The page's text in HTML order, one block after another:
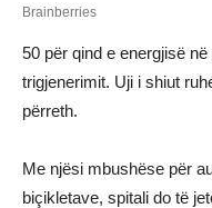
50 për qind e energjisë
trigjenerimit. Uji i shiut
përreth.
Me njësi mbushëse për
biçikletave, spitali do të